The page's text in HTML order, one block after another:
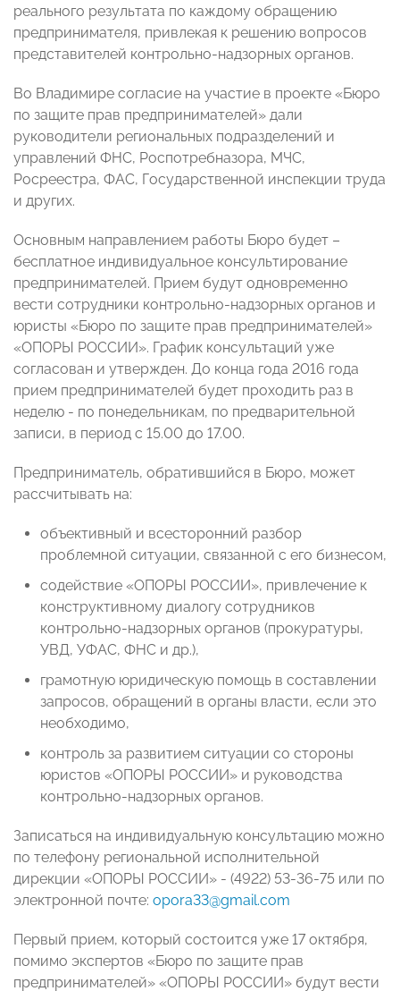
реального результата по каждому обращению
предпринимателя, привлекая к решению вопросов
представителей контрольно-надзорных органов.
Во Владимире согласие на участие в проекте «Бюро
по защите прав предпринимателей» дали
руководители региональных подразделений и
управлений ФНС, Роспотребназора, МЧС,
Росреестра, ФАС, Государственной инспекции труда
и других.
Основным направлением работы Бюро будет –
бесплатное индивидуальное консультирование
предпринимателей. Прием будут одновременно
вести сотрудники контрольно-надзорных органов и
юристы «Бюро по защите прав предпринимателей»
«ОПОРЫ РОССИИ». График консультаций уже
согласован и утвержден. До конца года 2016 года
прием предпринимателей будет проходить раз в
неделю - по понедельникам, по предварительной
записи, в период с 15.00 до 17.00.
Предприниматель, обратившийся в Бюро, может
рассчитывать на:
объективный и всесторонний разбор
проблемной ситуации, связанной с его бизнесом,
содействие «ОПОРЫ РОССИИ», привлечение к
конструктивному диалогу сотрудников
контрольно-надзорных органов (прокуратуры,
УВД, УФАС, ФНС и др.),
грамотную юридическую помощь в составлении
запросов, обращений в органы власти, если это
необходимо,
контроль за развитием ситуации со стороны
юристов «ОПОРЫ РОССИИ» и руководства
контрольно-надзорных органов.
Записаться на индивидуальную консультацию можно
по телефону региональной исполнительной
дирекции «ОПОРЫ РОССИИ» - (4922) 53-36-75 или по
электронной почте: opora33@gmail.com
Первый прием, который состоится уже 17 октября,
помимо экспертов «Бюро по защите прав
предпринимателей» «ОПОРЫ РОССИИ» будут вести